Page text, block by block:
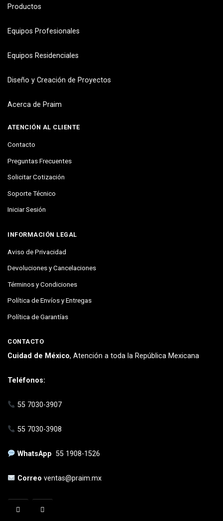
Productos
Equipos Profesionales
Equipos Residenciales
Diseño y Creación de Proyectos
Acerca de Praim
ATENCIÓN AL CLIENTE
Contacto
Preguntas Frecuentes
Solicitar Cotización
Soporte Técnico
Iniciar Sesión
INFORMACIÓN LEGAL
Aviso de Privacidad
Devoluciones y Cancelaciones
Términos y Condiciones
Política de Envíos y Entregas
Política de Garantías
CONTACTO
Cuidad de México, Atención a toda la República Mexicana
Teléfonos:
55 7030-3907
55 7030-3908
WhatsApp55 1908-1526
Correoventas@praim.mx